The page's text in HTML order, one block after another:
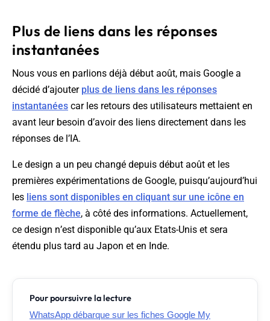
Plus de liens dans les réponses
instantanées
Nous vous en parlions déjà début août, mais Google a
décidé d’ajouter plus de liens dans les réponses
instantanées car les retours des utilisateurs mettaient en
avant leur besoin d’avoir des liens directement dans les
réponses de l’IA.
Le design a un peu changé depuis début août et les
premières expérimentations de Google, puisqu’aujourd’hui
les liens sont disponibles en cliquant sur une icône en
forme de flèche, à côté des informations. Actuellement,
ce design n’est disponible qu’aux Etats-Unis et sera
étendu plus tard au Japon et en Inde.
Pour poursuivre la lecture
WhatsApp débarque sur les fiches Google My